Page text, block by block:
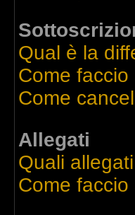
Qual è la
Come
Come
Allegati
Quali
Come